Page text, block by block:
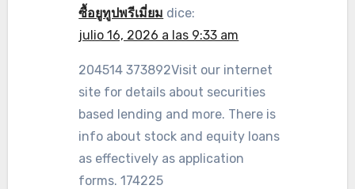
ซื้อยูทูปพรีเมี่ยม dice:
julio 16, 2026 a las 9:33 am
204514 373892Visit our internet
site for details about securities
based lending and more. There is
info about stock and equity loans
as effectively as application
forms. 174225